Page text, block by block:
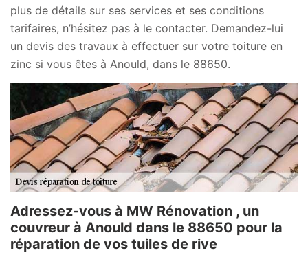
plus de détails sur ses services et ses conditions
tarifaires, n’hésitez pas à le contacter. Demandez-lui
un devis des travaux à effectuer sur votre toiture en
zinc si vous êtes à Anould, dans le 88650.
Adressez-vous à MW Rénovation , un
couvreur à Anould dans le 88650 pour la
réparation de vos tuiles de rive